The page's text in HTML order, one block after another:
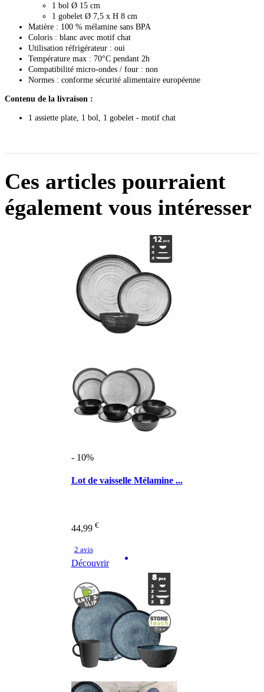
1 bol Ø 15 cm
1 gobelet Ø 7,5 x H 8 cm
Matière : 100 % mélamine sans BPA
Coloris : blanc avec motif chat
Utilisation réfrigérateur : oui
Température max : 70°C pendant 2h
Compatibilité micro-ondes / four : non
Normes : conforme sécurité alimentaire européenne
Contenu de la livraison :
1 assiette plate, 1 bol, 1 gobelet - motif chat
Ces articles pourraient
également vous intéresser
- 10%
Lot de vaisselle Mélamine ...
44,99 €
2 avis
Découvrir